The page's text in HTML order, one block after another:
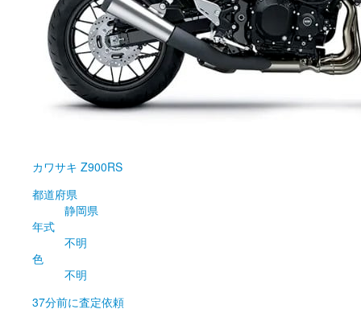
カワサキ Z900RS
都道府県
静岡県
年式
不明
色
不明
37分前に査定依頼